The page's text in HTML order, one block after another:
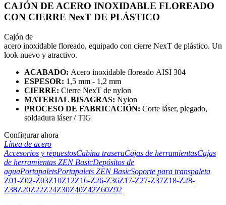
CAJÓN DE ACERO INOXIDABLE FLOREADO
CON CIERRE NexT DE PLÁSTICO
Cajón de
acero inoxidable floreado, equipado con cierre NexT de plástico. Un
look nuevo y atractivo.
ACABADO: Acero inoxidable floreado AISI 304
ESPESOR: 1,5 mm - 1,2 mm
CIERRE: Cierre NexT de nylon
MATERIAL BISAGRAS: Nylon
PROCESO DE FABRICACIÓN: Corte láser, plegado,
soldadura láser / TIG
Configurar ahora
Línea de acero
Accesorios y repuestosCabina traseraCajas de herramientasCajas
de herramientas ZEN BasicDepósitos de
aguaPortapaletsPortapalets ZEN BasicSoporte para transpaleta
Z01-Z02-Z03Z10Z12Z16-Z26-Z36Z17-Z27-Z37Z18-Z28-
Z38Z20Z22Z24Z30Z40Z42Z60Z92